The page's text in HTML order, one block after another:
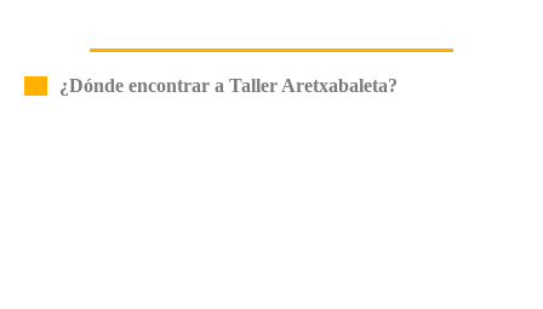
¿Dónde encontrar a Taller Aretxabaleta?